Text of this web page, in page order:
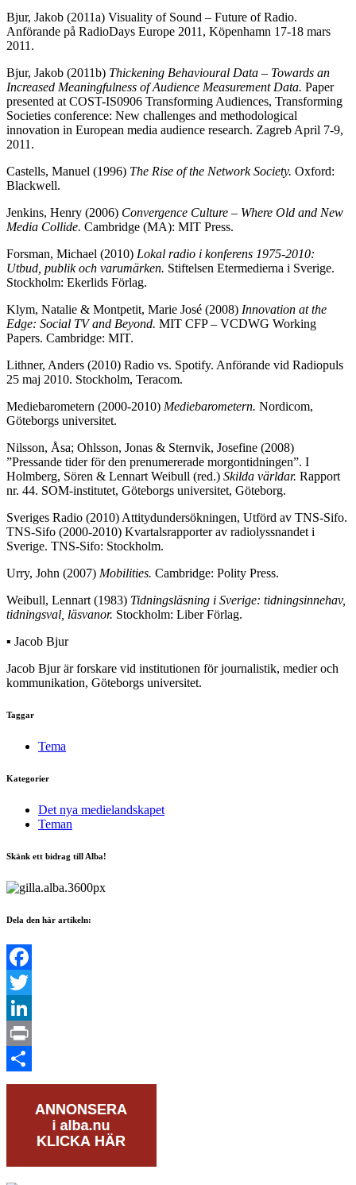
Bjur, Jakob (2011a) Visuality of Sound – Future of Radio.
Anförande på RadioDays Europe 2011, Köpenhamn 17-18 mars
2011.
Bjur, Jakob (2011b) Thickening Behavioural Data – Towards an
Increased Meaningfulness of Audience Measurement Data. Paper
presented at COST-IS0906 Transforming Audiences, Transforming
Societies conference: New challenges and methodological
innovation in European media audience research. Zagreb April 7-9,
2011.
Castells, Manuel (1996) The Rise of the Network Society. Oxford:
Blackwell.
Jenkins, Henry (2006) Convergence Culture – Where Old and New
Media Collide. Cambridge (MA): MIT Press.
Forsman, Michael (2010) Lokal radio i konferens 1975-2010:
Utbud, publik och varumärken. Stiftelsen Etermedierna i Sverige.
Stockholm: Ekerlids Förlag.
Klym, Natalie & Montpetit, Marie José (2008) Innovation at the
Edge: Social TV and Beyond. MIT CFP – VCDWG Working
Papers. Cambridge: MIT.
Lithner, Anders (2010) Radio vs. Spotify. Anförande vid Radiopuls
25 maj 2010. Stockholm, Teracom.
Mediebarometern (2000-2010) Mediebarometern. Nordicom,
Göteborgs universitet.
Nilsson, Åsa; Ohlsson, Jonas & Sternvik, Josefine (2008)
”Pressande tider för den prenumererade morgontidningen”. I
Holmberg, Sören & Lennart Weibull (red.) Skilda världar. Rapport
nr. 44. SOM-institutet, Göteborgs universitet, Göteborg.
Sveriges Radio (2010) Attitydundersökningen, Utförd av TNS-Sifo.
TNS-Sifo (2000-2010) Kvartalsrapporter av radiolyssnandet i
Sverige. TNS-Sifo: Stockholm.
Urry, John (2007) Mobilities. Cambridge: Polity Press.
Weibull, Lennart (1983) Tidningsläsning i Sverige: tidningsinnehav,
tidningsval, läsvanor. Stockholm: Liber Förlag.
▪ Jacob Bjur
Jacob Bjur är forskare vid institutionen för journalistik, medier och
kommunikation, Göteborgs universitet.
Taggar
Tema
Kategorier
Det nya medielandskapet
Teman
Skänk ett bidrag till Alba!
Dela den här artikeln:
Facebook
Twitter
LinkedIn
Print
Dela